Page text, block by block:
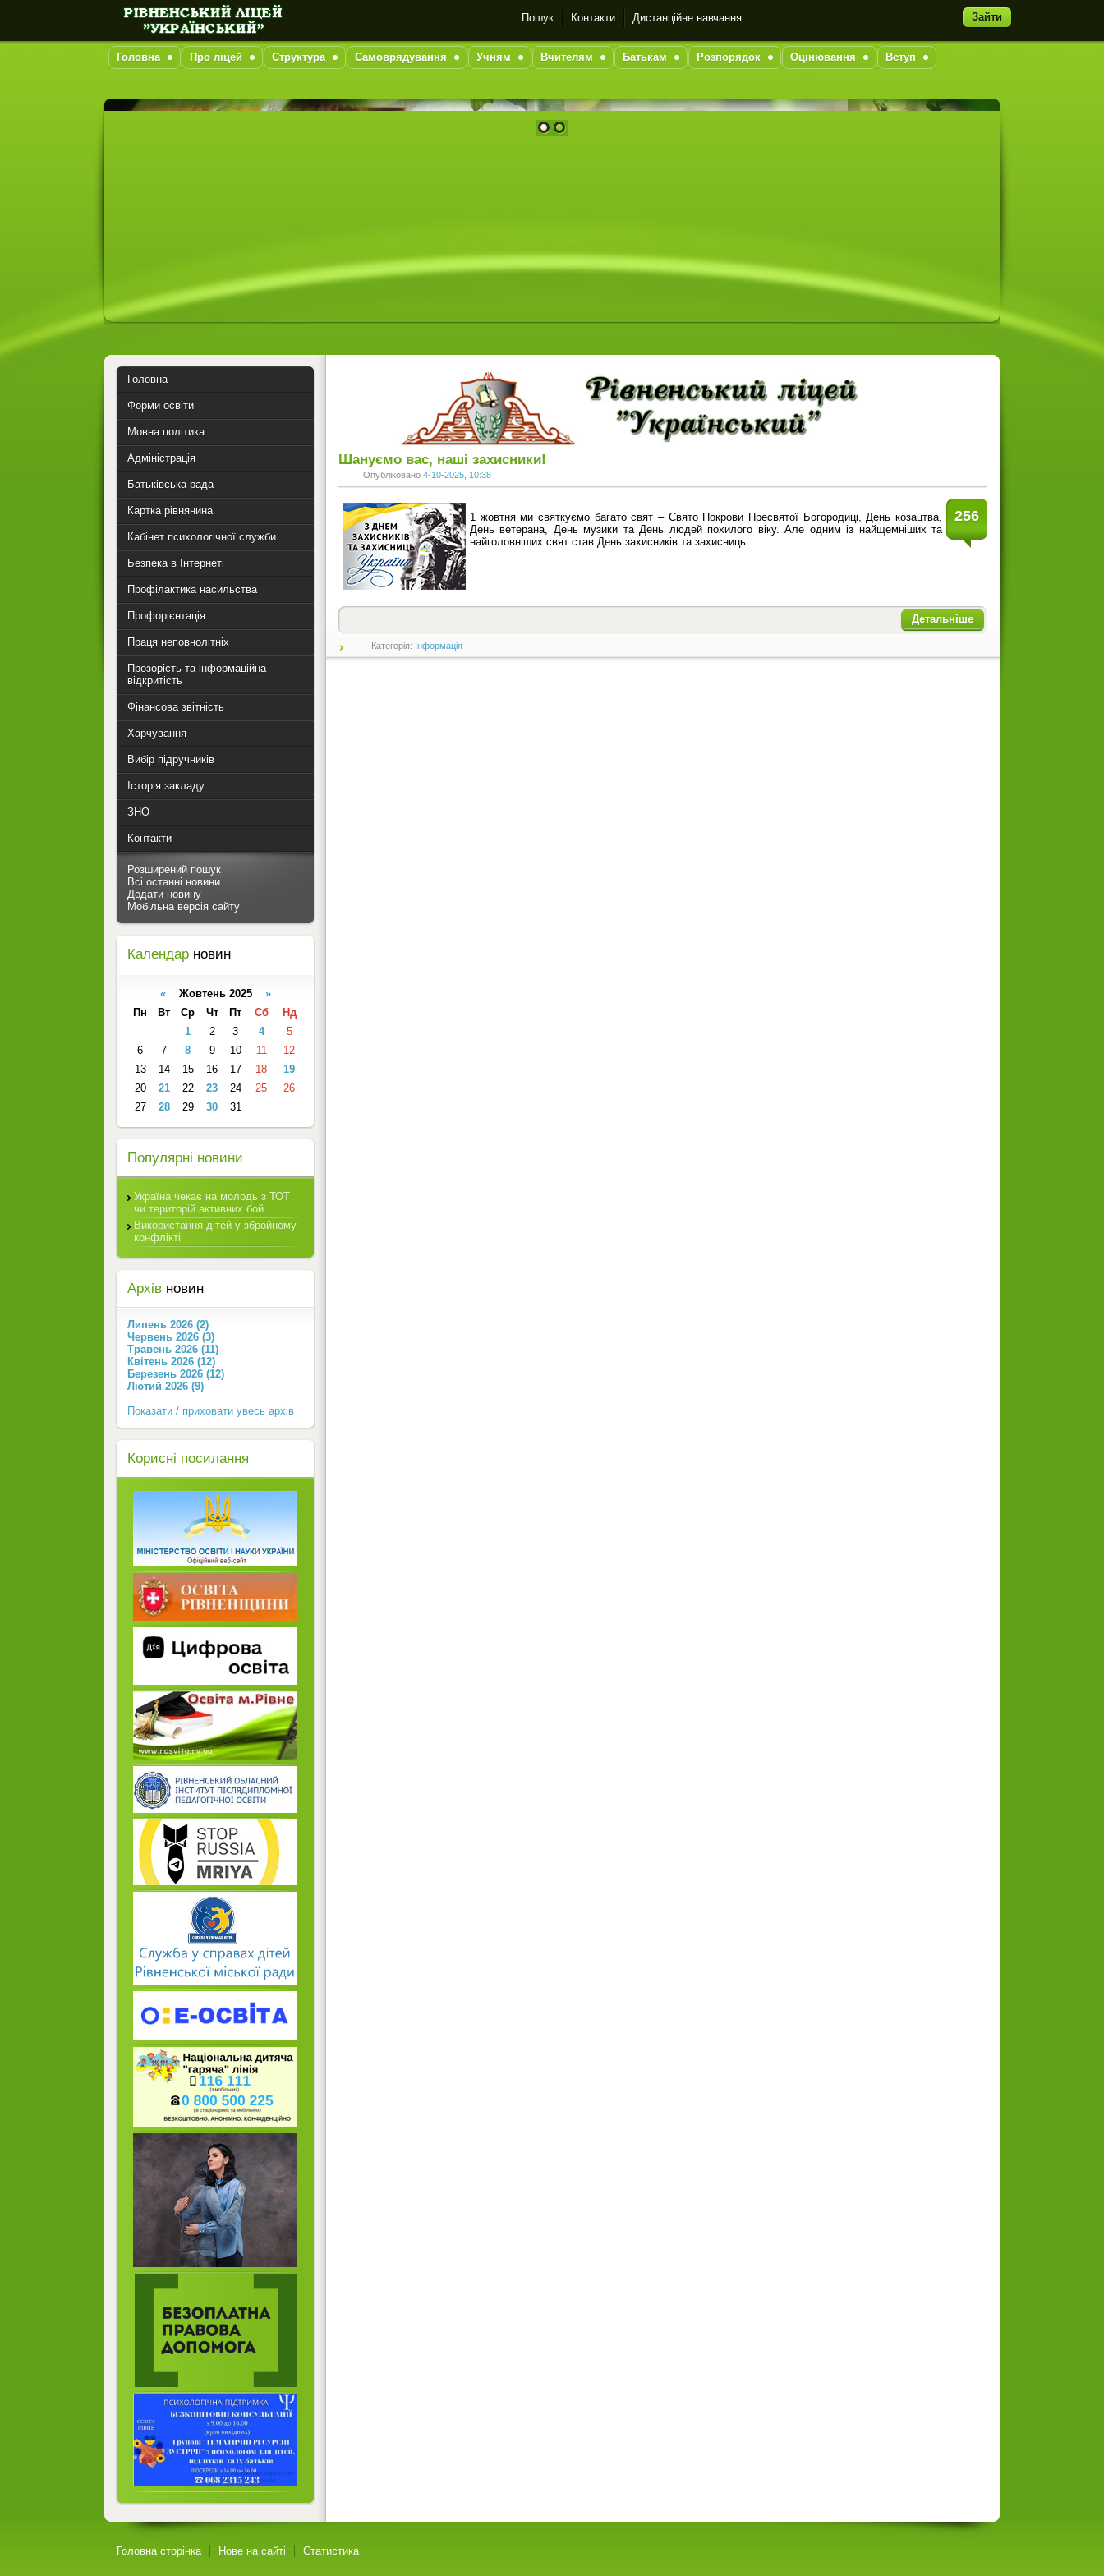
Пошук Контакти Дистанційне навчання Зайти
Головна Про ліцей Структура Самоврядування Учням Вчителям Батькам Розпорядок Оцінювання Вступ
Шануємо вас, наші захисники!
Опубліковано 4-10-2025, 10:38
256
1 жовтня ми святкуємо багато свят – Свято Покрови Пресвятої Богородиці, День козацтва,
День ветерана, День музики та День людей похилого віку. Але одним із найщемніших та
найголовніших свят став День захисників та захисниць.
Детальніше
Категорія: Інформація
Головна
Форми освіти
Мовна політика
Адміністрація
Батьківська рада
Картка рівнянина
Кабінет психологічної служби
Безпека в Інтернеті
Профілактика насильства
Профорієнтація
Праця неповнолітніх
Прозорість та інформаційна
відкритість
Фінансова звітність
Харчування
Вибір підручників
Історія закладу
ЗНО
Контакти
Розширений пошук
Всі останні новини
Додати новину
Мобільна версія сайту
Календар новин
«Жовтень 2025 »
Пн
Вт Ср Чт Пт Сб
Нд
1
2 3 4
5
6
7 8 9 10 11
12
13
14 15 16 17 18
19
20
21 22 23 24 25
26
27
28 29 30 31
Популярні новини
Україна чекає на молодь з ТОТ
чи територій активних бой ...
Використання дітей у збройному
конфлікті
Архів новин
Липень 2026 (2)
Червень 2026 (3)
Травень 2026 (11)
Квітень 2026 (12)
Березень 2026 (12)
Лютий 2026 (9)
Показати / приховати увесь архів
Корисні посилання
Головна сторінка Нове на сайті Статистика